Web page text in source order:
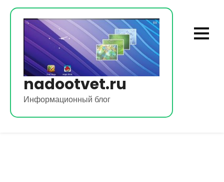
Перейти
содержимому
nadootvet.ru
Информационный блог